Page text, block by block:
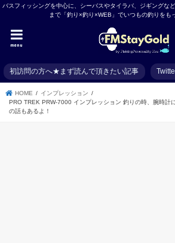
バスフィッシングを中心に、シーバスやタイラバ、ジギングな
まで「釣り×釣り×WEB」でいつもの釣りをも
menu
初訪問の方へ★まず読んで頂きたい記事
HOME
インプレッション
PRO TREK PRW-7000 インプレッション 釣りの時、腕時計
の話もあるよ！